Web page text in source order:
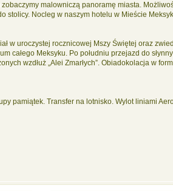
malowniczą panoramę miasta.
stolicy. Nocleg w naszym hotelu w Mieście
w uroczystej rocznicowej Mszy Świętej oraz
całego Meksyku. Po południu przejazd do
wzdłuż „Alei Zmarłych”. Obiadokolacja w
pamiątek. Transfer na lotnisko. Wylot liniami